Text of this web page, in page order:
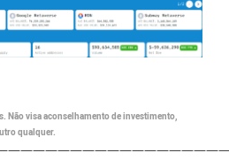
Não visa aconselhamento de investimento,
qualquer.